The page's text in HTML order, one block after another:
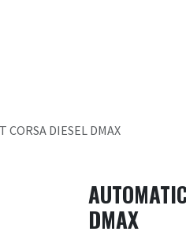
CORSA DIESEL DMAX
DMAX